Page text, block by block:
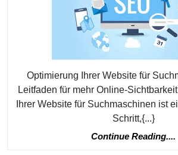
Optimierung Ihrer Website für
Leitfaden für mehr Online-
Ihrer Website für Suchmaschinen ist
Schritt,{...}
Continue Reading....